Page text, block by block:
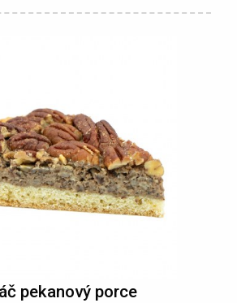
pekanový porce